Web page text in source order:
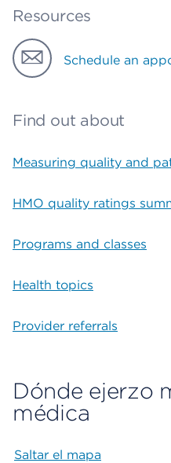
Resources
Schedule an
Find out about
Measuring quality and
HMO quality ratings
Programs and classes
Health topics
Provider referrals
Dónde ejerzo
médica
Saltar el mapa